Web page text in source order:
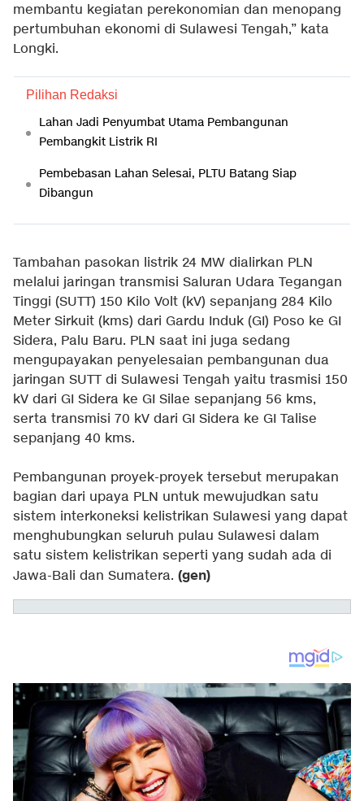
membantu kegiatan perekonomian dan menopang
pertumbuhan ekonomi di Sulawesi Tengah,” kata
Longki.
Pilihan Redaksi
Lahan Jadi Penyumbat Utama Pembangunan
Pembangkit Listrik RI
Pembebasan Lahan Selesai, PLTU Batang Siap
Dibangun
Tambahan pasokan listrik 24 MW dialirkan PLN
melalui jaringan transmisi Saluran Udara Tegangan
Tinggi (SUTT) 150 Kilo Volt (kV) sepanjang 284 Kilo
Meter Sirkuit (kms) dari Gardu Induk (GI) Poso ke GI
Sidera, Palu Baru. PLN saat ini juga sedang
mengupayakan penyelesaian pembangunan dua
jaringan SUTT di Sulawesi Tengah yaitu trasmisi 150
kV dari GI Sidera ke GI Silae sepanjang 56 kms,
serta transmisi 70 kV dari GI Sidera ke GI Talise
sepanjang 40 kms.
Pembangunan proyek-proyek tersebut merupakan
bagian dari upaya PLN untuk mewujudkan satu
sistem interkoneksi kelistrikan Sulawesi yang dapat
menghubungkan seluruh pulau Sulawesi dalam
satu sistem kelistrikan seperti yang sudah ada di
Jawa-Bali dan Sumatera. (gen)